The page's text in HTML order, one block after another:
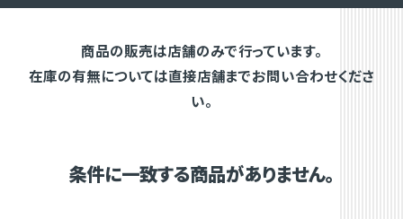
商品の販売は店舗のみで行っています。
在庫の有無については直接店舗までお問い合わせくださ
い。
条件に一致する商品がありません。